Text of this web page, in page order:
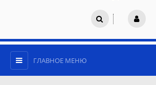
ГЛАВНОЕ МЕНЮ